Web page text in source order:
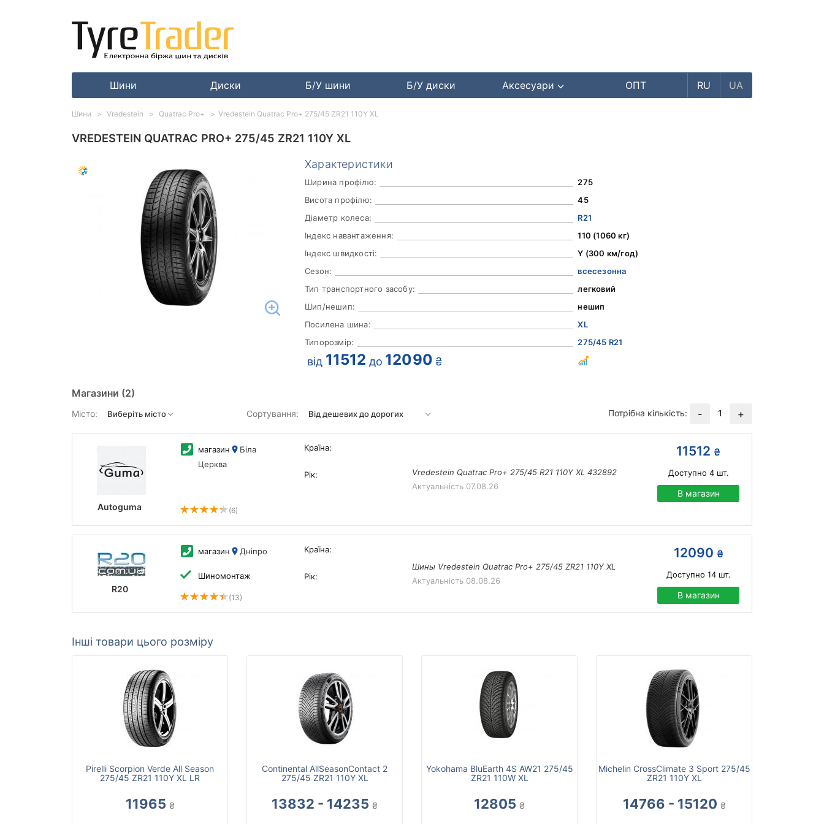
Шини Диски Б/У шини Б/У диски Аксесуари ОПТ RU UA
VREDESTEIN QUATRAC PRO+ 275/45 ZR21 110Y XL
Характеристики
Ширина профілю:
275
Висота профілю:
45
Діаметр колеса:
R21
Індекс навантаження:
110 (1060 кг)
Індекс швидкості:
Y (300 км/год)
Сезон:
всесезонна
Тип транспортного засобу:
легковий
Шип/нешип:
нешип
Посилена шина:
XL
Типорозмір:
275/45 R21
від 11512 до 12090 ₴
Магазини (2)
Місто: Сортування: Потрібна кількість: - 1 +
Autoguma
магазин
Біла
Церква
(6)
Країна:
Рік:
Vredestein Quatrac Pro+ 275/45 R21 110Y XL 432892
Актуальність 07.08.26
11512 ₴
Доступно 4шт.
В магазин
R20
магазин Дніпро
Шиномонтаж
(13)
Країна:
Рік:
Шины Vredestein Quatrac Pro+ 275/45 ZR21 110Y XL
Актуальність 08.08.26
12090 ₴
Доступно 14шт.
В магазин
Інші товари цього розміру
Pirelli Scorpion Verde All Season
275/45 ZR21 110Y XL LR
11965 ₴
Continental AllSeasonContact 2
275/45 ZR21 110Y XL
13832 - 14235 ₴
Yokohama BluEarth 4S AW21 275/45
ZR21 110W XL
12805 ₴
Michelin CrossClimate 3 Sport 275/45
ZR21 110Y XL
14766 - 15120 ₴
Шини Vredestein Quatrac Pro+ Vredestein Quatrac Pro+ 275/45 ZR21 110Y XL